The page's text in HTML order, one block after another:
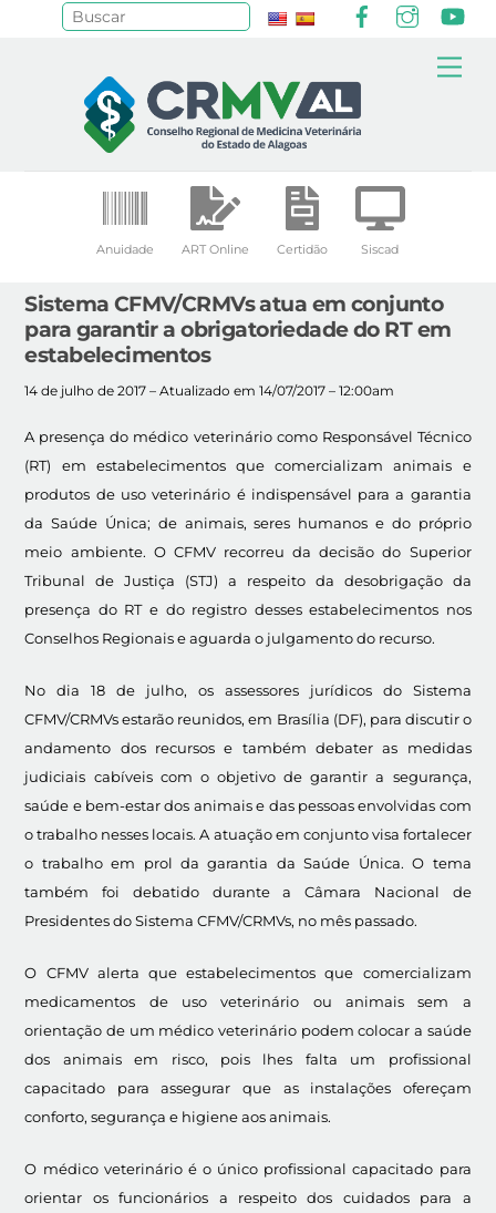
Anuidade ART Online Certidão Siscad
Sistema CFMV/CRMVs atua em conjunto
para garantir a obrigatoriedade do RT em
estabelecimentos
14 de julho de 2017 – Atualizado em 14/07/2017 – 12:00am
A presença do médico veterinário como Responsável Técnico
(RT) em estabelecimentos que comercializam animais e
produtos de uso veterinário é indispensável para a garantia
da Saúde Única; de animais, seres humanos e do próprio
meio ambiente. O CFMV recorreu da decisão do Superior
Tribunal de Justiça (STJ) a respeito da desobrigação da
presença do RT e do registro desses estabelecimentos nos
Conselhos Regionais e aguarda o julgamento do recurso.
No dia 18 de julho, os assessores jurídicos do Sistema
CFMV/CRMVs estarão reunidos, em Brasília (DF), para discutir o
andamento dos recursos e também debater as medidas
judiciais cabíveis com o objetivo de garantir a segurança,
saúde e bem-estar dos animais e das pessoas envolvidas com
o trabalho nesses locais. A atuação em conjunto visa fortalecer
o trabalho em prol da garantia da Saúde Única. O tema
também foi debatido durante a Câmara Nacional de
Presidentes do Sistema CFMV/CRMVs, no mês passado.
O CFMV alerta que estabelecimentos que comercializam
medicamentos de uso veterinário ou animais sem a
orientação de um médico veterinário podem colocar a saúde
dos animais em risco, pois lhes falta um profissional
capacitado para assegurar que as instalações ofereçam
conforto, segurança e higiene aos animais.
O médico veterinário é o único profissional capacitado para
orientar os funcionários a respeito dos cuidados para a